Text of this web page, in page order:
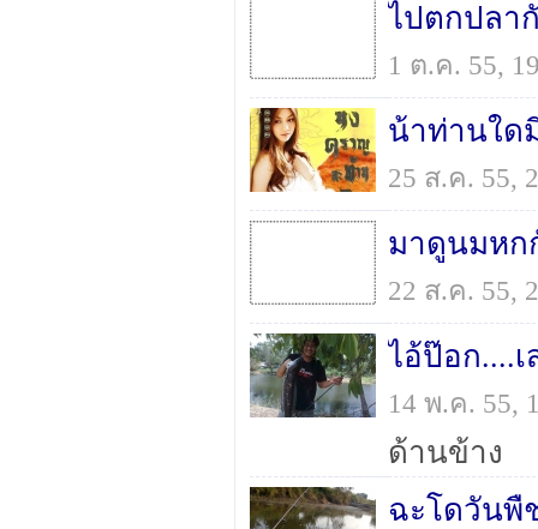
ไปตกปลา
1 ต.ค. 55,
น้าท่านใด
25 ส.ค. 55,
มาดูนมหก
22 ส.ค. 55,
ไอ้ป๊อก....
14 พ.ค. 55,
ด้านข้าง
ฉะโดวันพื